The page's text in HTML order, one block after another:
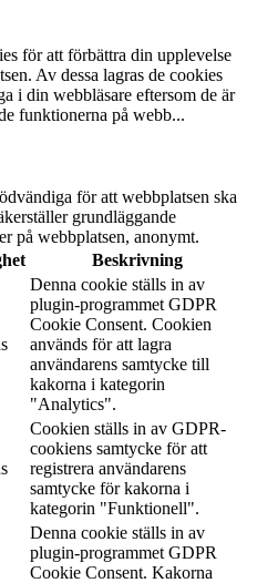
för att förbättra din upplevelse
Av dessa lagras de cookies
i din webbläsare eftersom de är
funktionerna på webb...
för att webbplatsen ska
grundläggande
på webbplatsen, anonymt.
Beskrivning
Denna cookie ställs in av
plugin-programmet GDPR
Cookie Consent. Cookien
används för att lagra
användarens samtycke till
kakorna i kategorin
"Analytics".
Cookien ställs in av GDPR-
cookiens samtycke för att
registrera användarens
samtycke för kakorna i
kategorin "Funktionell".
Denna cookie ställs in av
plugin-programmet GDPR
Cookie Consent. Kakorna